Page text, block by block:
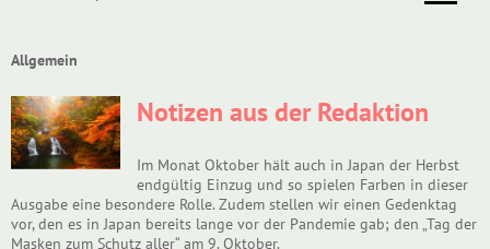
Allgemein
Notizen aus der Redaktion
Im Monat Oktober hält auch in Japan der Herbst
endgültig Einzug und so spielen Farben in dieser
Ausgabe eine besondere Rolle. Zudem stellen wir einen Gedenktag
vor, den es in Japan bereits lange vor der Pandemie gab; den „Tag der
Masken zum Schutz aller“ am 9. Oktober.